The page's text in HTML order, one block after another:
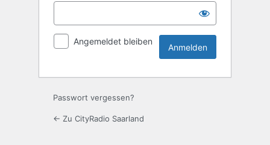
Angemeldet bleiben
Passwort vergessen?
← Zu CityRadio Saarland